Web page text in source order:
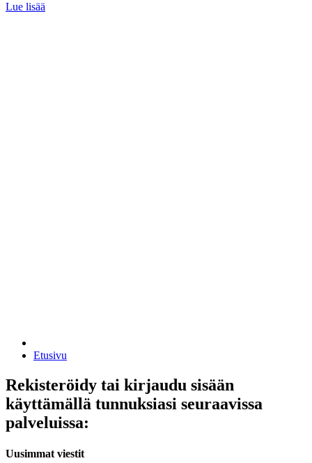
Lue lisää
Etusivu
Rekisteröidy tai kirjaudu sisään
käyttämällä tunnuksiasi seuraavissa
palveluissa:
Uusimmat viestit